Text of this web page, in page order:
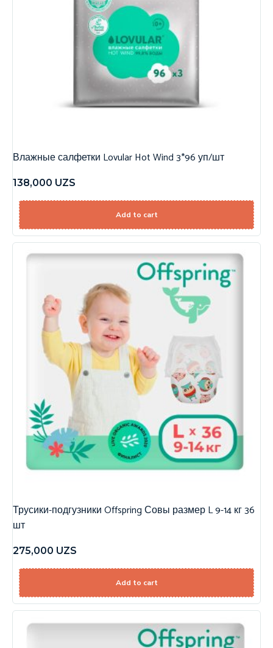
Влажные салфетки Lovular Hot Wind 3*96 уп/шт
138,000 UZS
Add to cart
Трусики-подгузники Offspring Совы размер L 9-14 кг 36
шт
275,000 UZS
Add to cart